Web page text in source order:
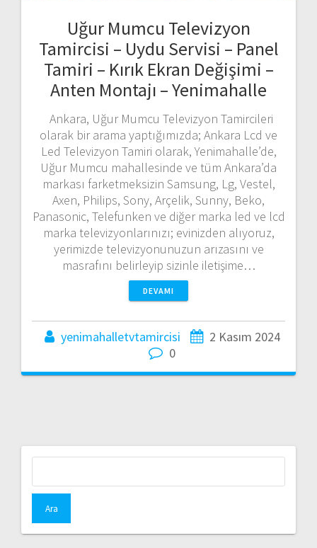
Uğur Mumcu Televizyon
Tamircisi – Uydu Servisi – Panel
Tamiri – Kırık Ekran Değişimi –
Anten Montajı – Yenimahalle
Ankara, Uğur Mumcu Televizyon Tamircileri
olarak bir arama yaptığımızda; Ankara Lcd ve
Led Televizyon Tamiri olarak, Yenimahalle’de,
Uğur Mumcu mahallesinde ve tüm Ankara’da
markası farketmeksizin Samsung, Lg, Vestel,
Axen, Philips, Sony, Arçelik, Sunny, Beko,
Panasonic, Telefunken ve diğer marka led ve lcd
marka televizyonlarınızı; evinizden alıyoruz,
yerimizde televizyonunuzun arızasını ve
masrafını belirleyip sizinle iletişime…
DEVAMI
yenimahalletvtamircisi
2 Kasım 2024
0